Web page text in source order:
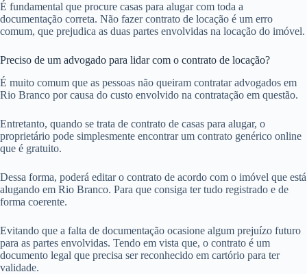
É fundamental que procure casas para alugar com toda a
documentação correta. Não fazer contrato de locação é um erro
comum, que prejudica as duas partes envolvidas na locação do imóvel.
Preciso de um advogado para lidar com o contrato de locação?
É muito comum que as pessoas não queiram contratar advogados em
Rio Branco por causa do custo envolvido na contratação em questão.
Entretanto, quando se trata de contrato de casas para alugar, o
proprietário pode simplesmente encontrar um contrato genérico online
que é gratuito.
Dessa forma, poderá editar o contrato de acordo com o imóvel que está
alugando em Rio Branco. Para que consiga ter tudo registrado e de
forma coerente.
Evitando que a falta de documentação ocasione algum prejuízo futuro
para as partes envolvidas. Tendo em vista que, o contrato é um
documento legal que precisa ser reconhecido em cartório para ter
validade.